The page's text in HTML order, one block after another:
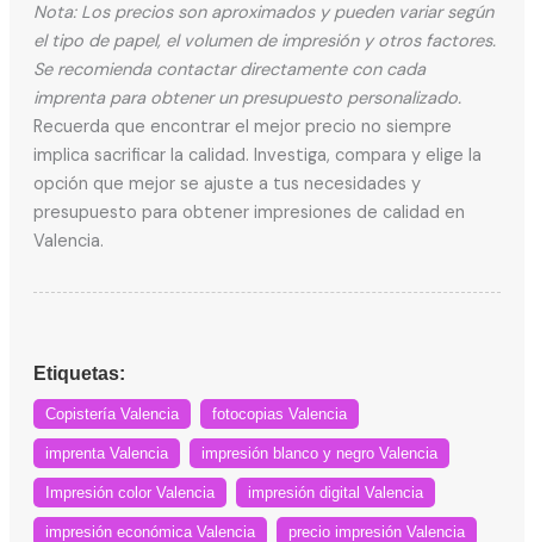
Nota: Los precios son aproximados y pueden variar según
el tipo de papel, el volumen de impresión y otros factores.
Se recomienda contactar directamente con cada
imprenta para obtener un presupuesto personalizado.
Recuerda que encontrar el mejor precio no siempre
implica sacrificar la calidad. Investiga, compara y elige la
opción que mejor se ajuste a tus necesidades y
presupuesto para obtener impresiones de calidad en
Valencia.
Etiquetas:
Copistería Valencia fotocopias Valencia
imprenta Valencia impresión blanco y negro Valencia
Impresión color Valencia impresión digital Valencia
impresión económica Valencia precio impresión Valencia